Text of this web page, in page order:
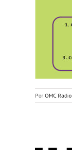
Por OMC Radio